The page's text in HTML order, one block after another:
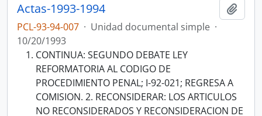
Actas-1993-1994
PCL-93-94-007 · Unidad documental simple ·
10/20/1993
CONTINUA: SEGUNDO DEBATE LEY
REFORMATORIA AL CODIGO DE
PROCEDIMIENTO PENAL; I-92-021; REGRESA A
COMISION. 2. RECONSIDERAR: LOS ARTICULOS
NO RECONSIDERADOS Y RECONSIDERACION DE